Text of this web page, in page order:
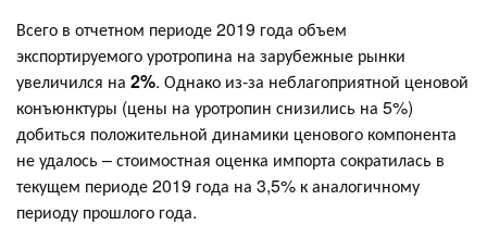
Всего в отчетном периоде 2019 года объем
экспортируемого уротропина на зарубежные рынки
увеличился на 2%. Однако из-за неблагоприятной ценовой
конъюнктуры (цены на уротропин снизились на 5%)
добиться положительной динамики ценового компонента
не удалось – стоимостная оценка импорта сократилась в
текущем периоде 2019 года на 3,5% к аналогичному
периоду прошлого года.